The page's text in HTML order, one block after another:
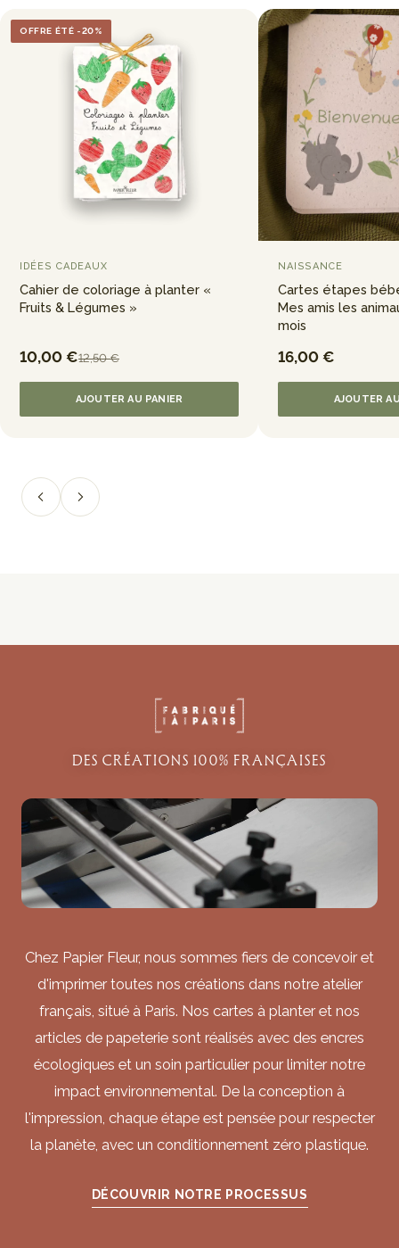
OFFRE ÉTÉ -20%
IDÉES CADEAUX
Cahier de coloriage à planter «
Fruits & Légumes »
10,00 €12,50 €
AJOUTER AU PANIER
NAISSANCE
Cartes étapes
Mes amis les
mois
16,00 €
AJOUTER
DES CRÉATIONS 100% FRANÇAISES
Chez Papier Fleur, nous sommes fiers de concevoir et
d'imprimer toutes nos créations dans notre atelier
français, situé à Paris. Nos cartes à planter et nos
articles de papeterie sont réalisés avec des encres
écologiques et un soin particulier pour limiter notre
impact environnemental. De la conception à
l'impression, chaque étape est pensée pour respecter
la planète, avec un conditionnement zéro plastique.
DÉCOUVRIR NOTRE PROCESSUS